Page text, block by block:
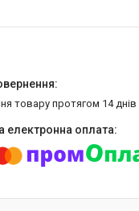
товару протягом 14 днів